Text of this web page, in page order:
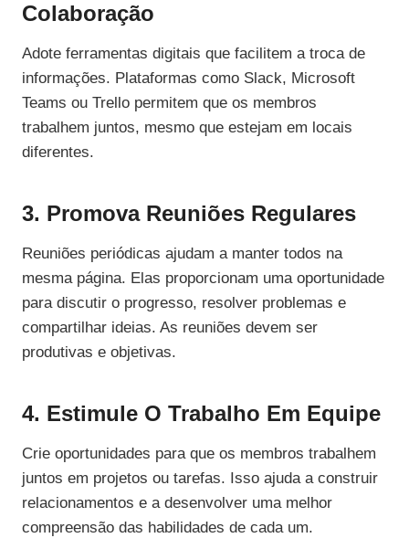
Colaboração
Adote ferramentas digitais que facilitem a troca de
informações. Plataformas como Slack, Microsoft
Teams ou Trello permitem que os membros
trabalhem juntos, mesmo que estejam em locais
diferentes.
3. Promova Reuniões Regulares
Reuniões periódicas ajudam a manter todos na
mesma página. Elas proporcionam uma oportunidade
para discutir o progresso, resolver problemas e
compartilhar ideias. As reuniões devem ser
produtivas e objetivas.
4. Estimule O Trabalho Em Equipe
Crie oportunidades para que os membros trabalhem
juntos em projetos ou tarefas. Isso ajuda a construir
relacionamentos e a desenvolver uma melhor
compreensão das habilidades de cada um.